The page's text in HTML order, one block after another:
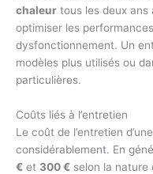
chaleur tous les deux ans
optimiser les
dysfonctionnement. Un
modèles plus utilisés ou
particulières.
Coûts liés à l’entretien
Le coût de l’entretien
considérablement. En
€ et 300 € selon la nature